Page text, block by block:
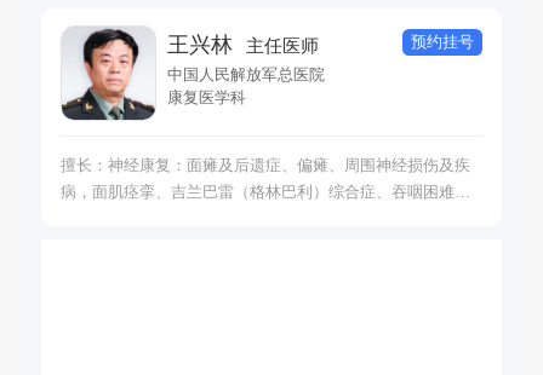
王兴林 主任医师
中国人民解放军总医院
康复医学科
预约挂号
擅长：神经康复：面瘫及后遗症、偏瘫、周围神经损伤及疾
病，面肌痉挛、吉兰巴雷（格林巴利）综合症、吞咽困难，